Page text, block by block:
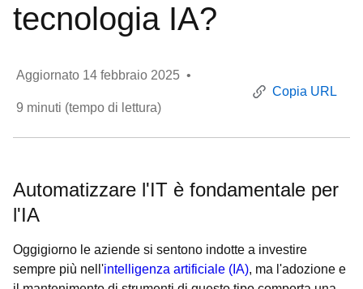
tecnologia IA?
Aggiornato 14 febbraio 2025 •
9 minuti (tempo di lettura)
Copia URL
Automatizzare l'IT è fondamentale per
l'IA
Oggigiorno le aziende si sentono indotte a investire
sempre più nell'intelligenza artificiale (IA), ma l'adozione e